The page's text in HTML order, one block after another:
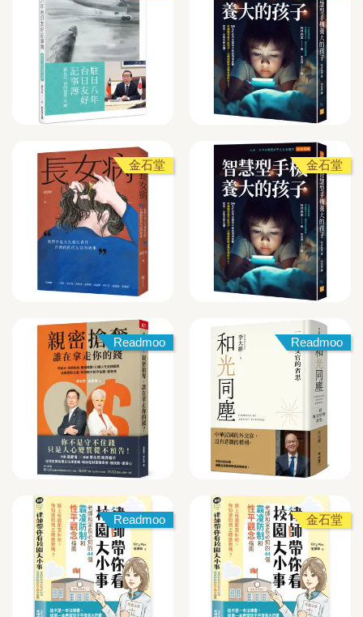
金石堂 金石堂
Readmoo Readmoo
Readmoo 金石堂